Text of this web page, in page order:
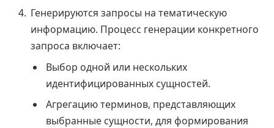
Генерируются запросы на тематическую
информацию. Процесс генерации конкретного
запроса включает:
Выбор одной или нескольких
идентифицированных сущностей.
Агрегацию терминов, представляющих
выбранные сущности, для формирования